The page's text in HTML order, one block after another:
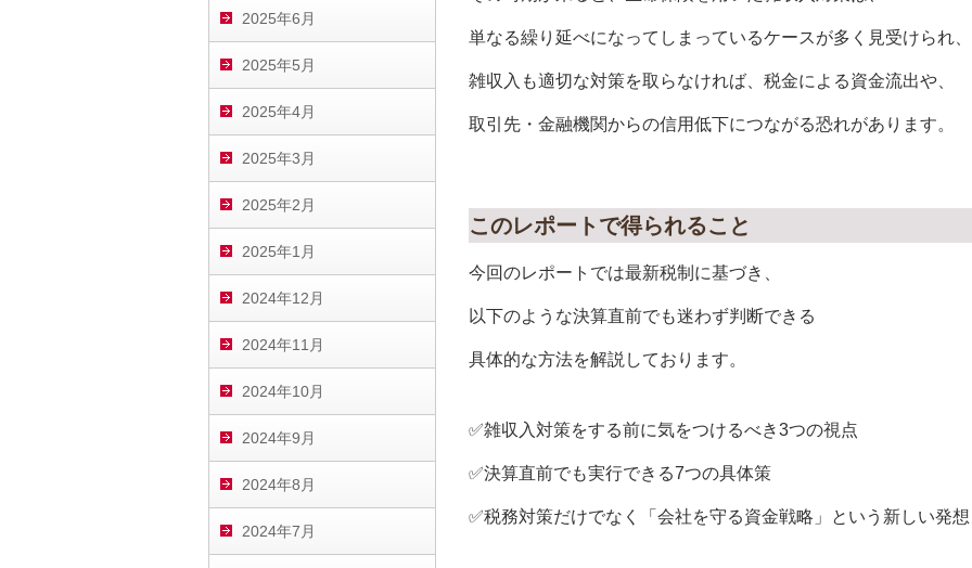
2025年6月
2025年5月
2025年4月
2025年3月
2025年2月
2025年1月
2024年12月
2024年11月
2024年10月
2024年9月
2024年8月
2024年7月
単なる繰り延べになってしまっているケースが多く見受けられ、
雑収入も適切な対策を取らなければ、税金による資金流出や、
取引先・金融機関からの信用低下につながる恐れがあります。
このレポートで得られること
今回のレポートでは最新税制に基づき、
以下のような決算直前でも迷わず判断できる
具体的な方法を解説しております。
✅雑収入対策をする前に気をつけるべき3つの視点
✅決算直前でも実行できる7つの具体策
✅税務対策だけでなく「会社を守る資金戦略」という新しい発